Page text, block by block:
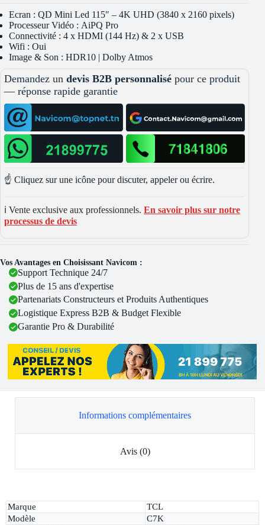
Ecran : QD Mini Led 115″ – 4K UHD (3840 x 2160 pixels)
Processeur Vidéo : AiPQ Pro
Connectivité : 4 x HDMI (144 Hz) & 2 x USB
Wifi : Oui
Image & Son : HDR10 | Dolby Atmos
Demandez un devis B2B personnalisé pour ce produit
— réponse rapide garantie
☝️ Cliquez sur une icône pour discuter, appeler ou écrire.
ℹ️ Vente exclusive aux professionnels. En savoir plus sur notre
processus de devis
Vos Avantages en Choisissant Navicom :
Support Technique 24/7
Plus de 15 ans d'expertise
Partenariats Constructeurs et Produits Authentiques
Logistique Express B2B & Budget Flexible
Garantie Pro & Durabilité
Informations complémentaires
Avis (0)
Marque
TCL
Modèle
C7K